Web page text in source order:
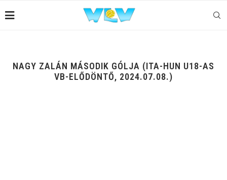
NAGY ZALÁN MÁSODIK GÓLJA (ITA-HUN U18-AS
VB-ELŐDÖNTŐ, 2024.07.08.)